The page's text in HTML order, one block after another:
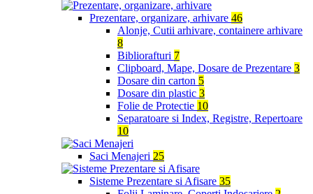
Prezentare, organizare, arhivare 46
Alonje, Cutii arhivare, containere arhivare
8
Bibliorafturi 7
Clipboard, Mape, Dosare de Prezentare 3
Dosare din carton 5
Dosare din plastic 3
Folie de Protectie 10
Separatoare si Index, Registre, Repertoare
10
Saci Menajeri 25
Sisteme Prezentare si Afisare 35